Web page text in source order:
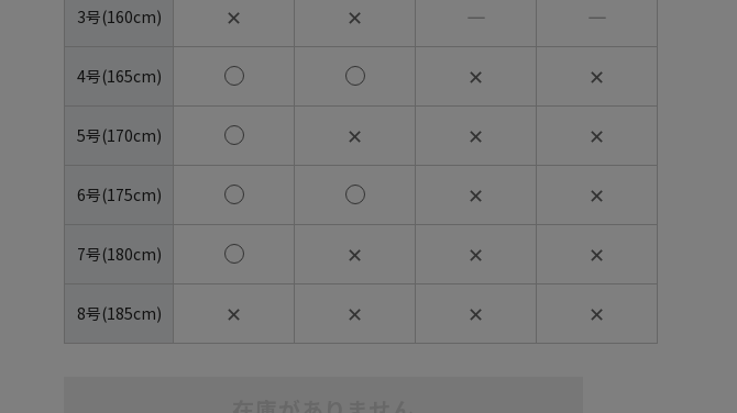
3号(160cm) ✕ ✕ ― ―
4号(165cm) ✕ ✕
5号(170cm) ✕ ✕ ✕
6号(175cm) ✕ ✕
7号(180cm) ✕ ✕ ✕
8号(185cm) ✕ ✕ ✕ ✕